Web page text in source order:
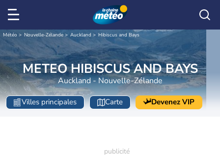
Météo Nouvelle-Zélande Auckland Hibiscus and Bays
METEO HIBISCUS AND BAYS
Auckland - Nouvelle-Zélande
Villes principales Carte Devenez VIP